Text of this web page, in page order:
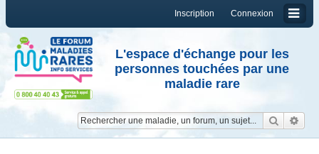
Connexion
Inscription
L'espace d'échange pour les
personnes touchées par une
maladie rare